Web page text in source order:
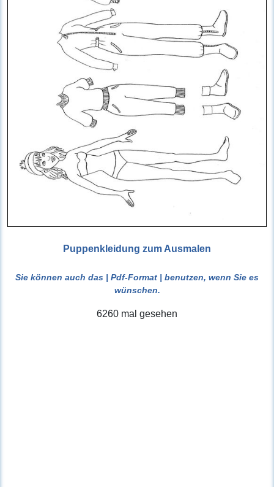
Puppenkleidung zum Ausmalen
Sie können auch das | Pdf-Format | benutzen, wenn Sie es
wünschen.
6260 mal gesehen